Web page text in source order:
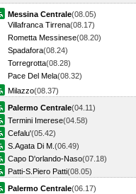
Messina Centrale(08.05)
Villafranca Tirrena(08.17)
Rometta Messinese(08.20)
Spadafora(08.24)
Torregrotta(08.28)
Pace Del Mela(08.32)
Milazzo(08.37)
Palermo Centrale(04.11)
Termini Imerese(04.58)
Cefalu'(05.42)
S.Agata Di M. (06.49)
Capo D'orlando-Naso(07.18)
Patti-S.Piero Patti(08.05)
Palermo Centrale(06.17)